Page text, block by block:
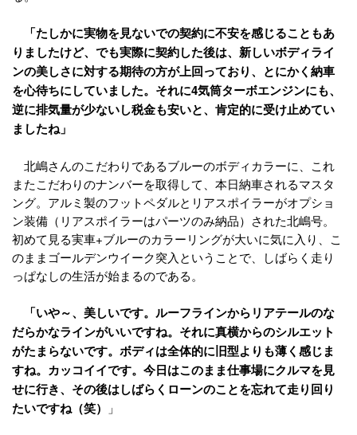
「たしかに実物を見ないでの契約に不安を感じることもあ
りましたけど、でも実際に契約した後は、新しいボディライ
ンの美しさに対する期待の方が上回っており、とにかく納車
を心待ちにしていました。それに4気筒ターボエンジンにも、
逆に排気量が少ないし税金も安いと、肯定的に受け止めてい
ましたね」
北嶋さんのこだわりであるブルーのボディカラーに、これ
またこだわりのナンバーを取得して、本日納車されるマスタ
ング。アルミ製のフットペダルとリアスポイラーがオプショ
ン装備（リアスポイラーはパーツのみ納品）された北嶋号。
初めて見る実車+ブルーのカラーリングが大いに気に入り、こ
のままゴールデンウイーク突入ということで、しばらく走り
っぱなしの生活が始まるのである。
「いや～、美しいです。ルーフラインからリアテールのな
だらかなラインがいいですね。それに真横からのシルエット
がたまらないです。ボディは全体的に旧型よりも薄く感じま
すね。カッコイイです。今日はこのまま仕事場にクルマを見
せに行き、その後はしばらくローンのことを忘れて走り回り
たいですね（笑）
」